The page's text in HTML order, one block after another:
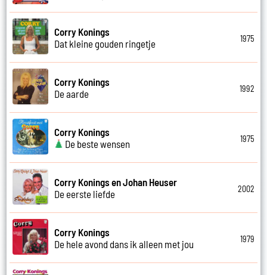
Corry Konings
Dat kleine gouden ringetje
1975
Corry Konings
De aarde
1992
Corry Konings
De beste wensen
1975
Corry Konings en Johan Heuser
De eerste liefde
2002
Corry Konings
De hele avond dans ik alleen met jou
1979